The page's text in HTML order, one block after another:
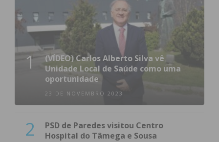
1
(VÍDEO) Carlos Alberto Silva vê
Unidade Local de Saúde como uma
oportunidade
23 DE NOVEMBRO 2023
2
PSD de Paredes visitou Centro
Hospital do Tâmega e Sousa